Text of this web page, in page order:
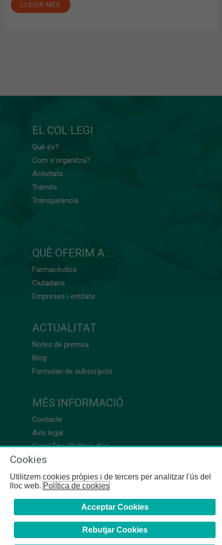
LLEGIR MÉS
EL COL·LEGI
Què és?
Com s'organitza?
Activitats
Tràmits
Transparència
QUÈ OFERIM A...
Farmacèutics
Ciutadans
Empreses i entitats
ACTUALITAT
Notes de premsa
Blog
Formulari de subscripció
MÉS INFORMACIÓ
Contacte
Avís legal
Canal Ètic i Política d’ús
Cookies
Utilitzem cookies pròpies i de tercers per analitzar l'ús del
lloc web.Política de cookies
Acceptar Cookies
Rebutjar Cookies